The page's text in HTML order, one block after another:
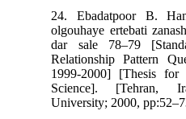
24. Ebadatpoor B.
olgouhaye ertebati
dar sale 78–79
Relationship Pattern
1999-2000] [Thesis
Science]. [Tehran,
University; 2000,